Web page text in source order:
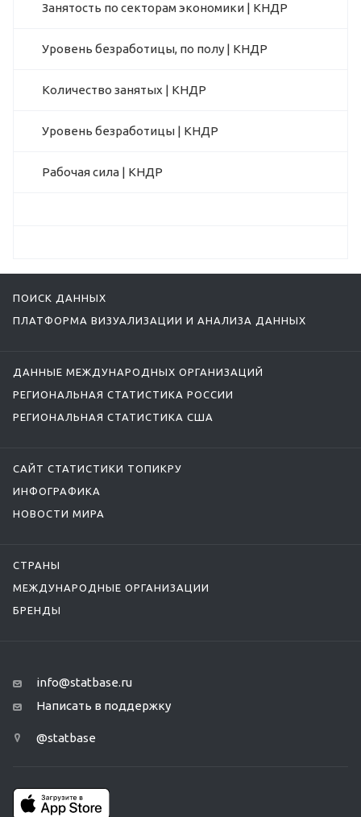
Занятость по секторам экономики | КНДР
Уровень безработицы, по полу | КНДР
Количество занятых | КНДР
Уровень безработицы | КНДР
Рабочая сила | КНДР
ПОИСК ДАННЫХ
ПЛАТФОРМА ВИЗУАЛИЗАЦИИ И АНАЛИЗА ДАННЫХ
ДАННЫЕ МЕЖДУНАРОДНЫХ ОРГАНИЗАЦИЙ
РЕГИОНАЛЬНАЯ СТАТИСТИКА РОССИИ
РЕГИОНАЛЬНАЯ СТАТИСТИКА США
САЙТ СТАТИСТИКИ ТОПИКРУ
ИНФОГРАФИКА
НОВОСТИ МИРА
СТРАНЫ
МЕЖДУНАРОДНЫЕ ОРГАНИЗАЦИИ
БРЕНДЫ
info@statbase.ru
Написать в поддержку
@statbase